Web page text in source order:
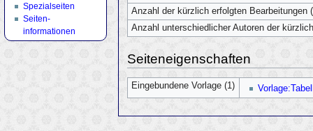
Anzahl der kürzlich erfolgten Bearbeitungen
Anzahl unterschiedlicher Autoren der
Seiteneigenschaften
Eingebundene Vorlage (1)
Spezialseiten
Seiten­
informationen